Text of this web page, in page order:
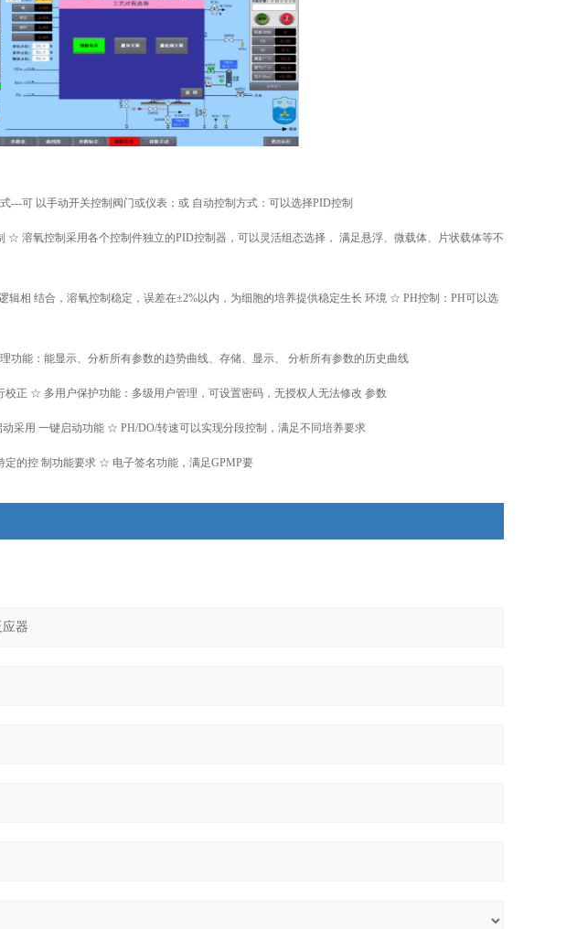
可 以手动开关控制阀门或仪表；或 自动控制方式：可以选择PID控制
溶氧控制采用各个控制件独立的PID控制器，可以灵活组态选择， 满足悬浮、微载体、片状载体等不
相 结合，溶氧控制稳定，误差在±2%以内，为细胞的培养提供稳定生长 环境 ☆ PH控制：PH可以选
能：能显示、分析所有参数的趋势曲线、存储、显示、 分析所有参数的历史曲线
正 ☆ 多用户保护功能：多级用户管理，可设置密码，无授权人无法修改 参数
采用 一键启动功能 ☆ PH/DO/转速可以实现分段控制，满足不同培养要求
的控 制功能要求 ☆ 电子签名功能，满足GPMP要